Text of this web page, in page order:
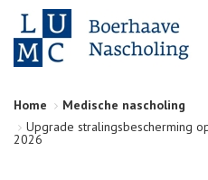
Home
Medische nascholing
Upgrade stralingsbescherming
2026